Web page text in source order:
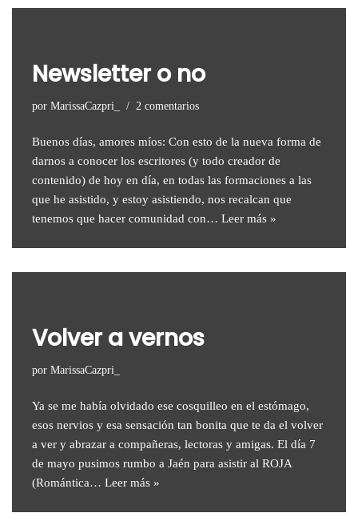
Newsletter o no
por MarissaCazpri_ 2 comentarios
Buenos días, amores míos: Con esto de la nueva forma de
darnos a conocer los escritores (y todo creador de
contenido) de hoy en día, en todas las formaciones a las
que he asistido, y estoy asistiendo, nos recalcan que
tenemos que hacer comunidad con… Leer más »
Volver a vernos
por MarissaCazpri_
Ya se me había olvidado ese cosquilleo en el estómago,
esos nervios y esa sensación tan bonita que te da el volver
a ver y abrazar a compañeras, lectoras y amigas. El día 7
de mayo pusimos rumbo a Jaén para asistir al ROJA
(Romántica… Leer más »